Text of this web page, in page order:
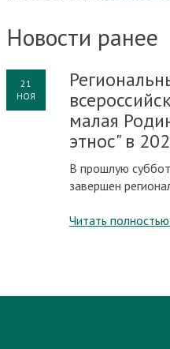
Новости ранее
21
НОЯ
малая
этнос" в
В прошлую
завершен
Читать полностью